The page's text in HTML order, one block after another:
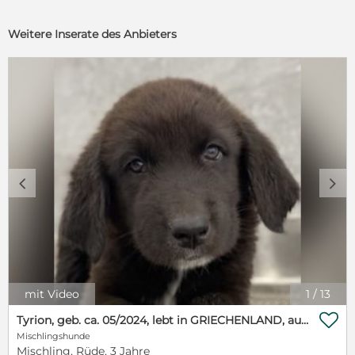
Weitere Inserate des Anbieters
1 / 13
c d
mit Video
Tyrion, geb. ca. 05/2024, lebt in GRIECHENLAND, auf einer privaten Pflegestelle
Mischlingshunde
Mischling, Rüde, 3 Jahre
